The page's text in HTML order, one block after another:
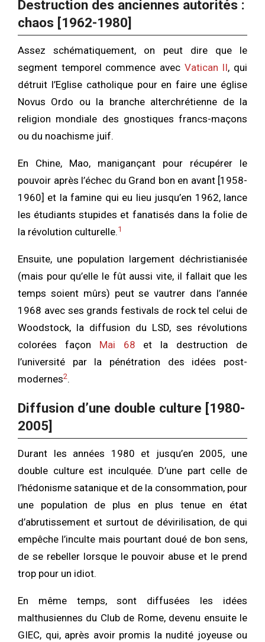
Destruction des anciennes autorités :
chaos [1962-1980]
Assez schématiquement, on peut dire que le
segment temporel commence avec Vatican II, qui
détruit l’Eglise catholique pour en faire une église
Novus Ordo ou la branche alterchrétienne de la
religion mondiale des gnostiques francs-maçons
ou du noachisme juif.
En Chine, Mao, manigançant pour récupérer le
pouvoir après l’échec du Grand bon en avant [1958-
1960] et la famine qui eu lieu jusqu’en 1962, lance
les étudiants stupides et fanatisés dans la folie de
la révolution culturelle. 1
Ensuite, une population largement déchristianisée
(mais pour qu’elle le fût aussi vite, il fallait que les
temps soient mûrs) peut se vautrer dans l’année
1968 avec ses grands festivals de rock tel celui de
Woodstock, la diffusion du LSD, ses révolutions
colorées façon Mai 68 et la destruction de
l’université par la pénétration des idées post-
modernes2.
Diffusion d’une double culture [1980-
2005]
Durant les années 1980 et jusqu’en 2005, une
double culture est inculquée. D’une part celle de
l’hédonisme satanique et de la consommation, pour
une population de plus en plus tenue en état
d’abrutissement et surtout de dévirilisation, de qui
empêche l’inculte mais pourtant doué de bon sens,
de se rebeller lorsque le pouvoir abuse et le prend
trop pour un idiot.
En même temps, sont diffusées les idées
malthusiennes du Club de Rome, devenu ensuite le
GIEC, qui, après avoir promis la nudité joyeuse ou